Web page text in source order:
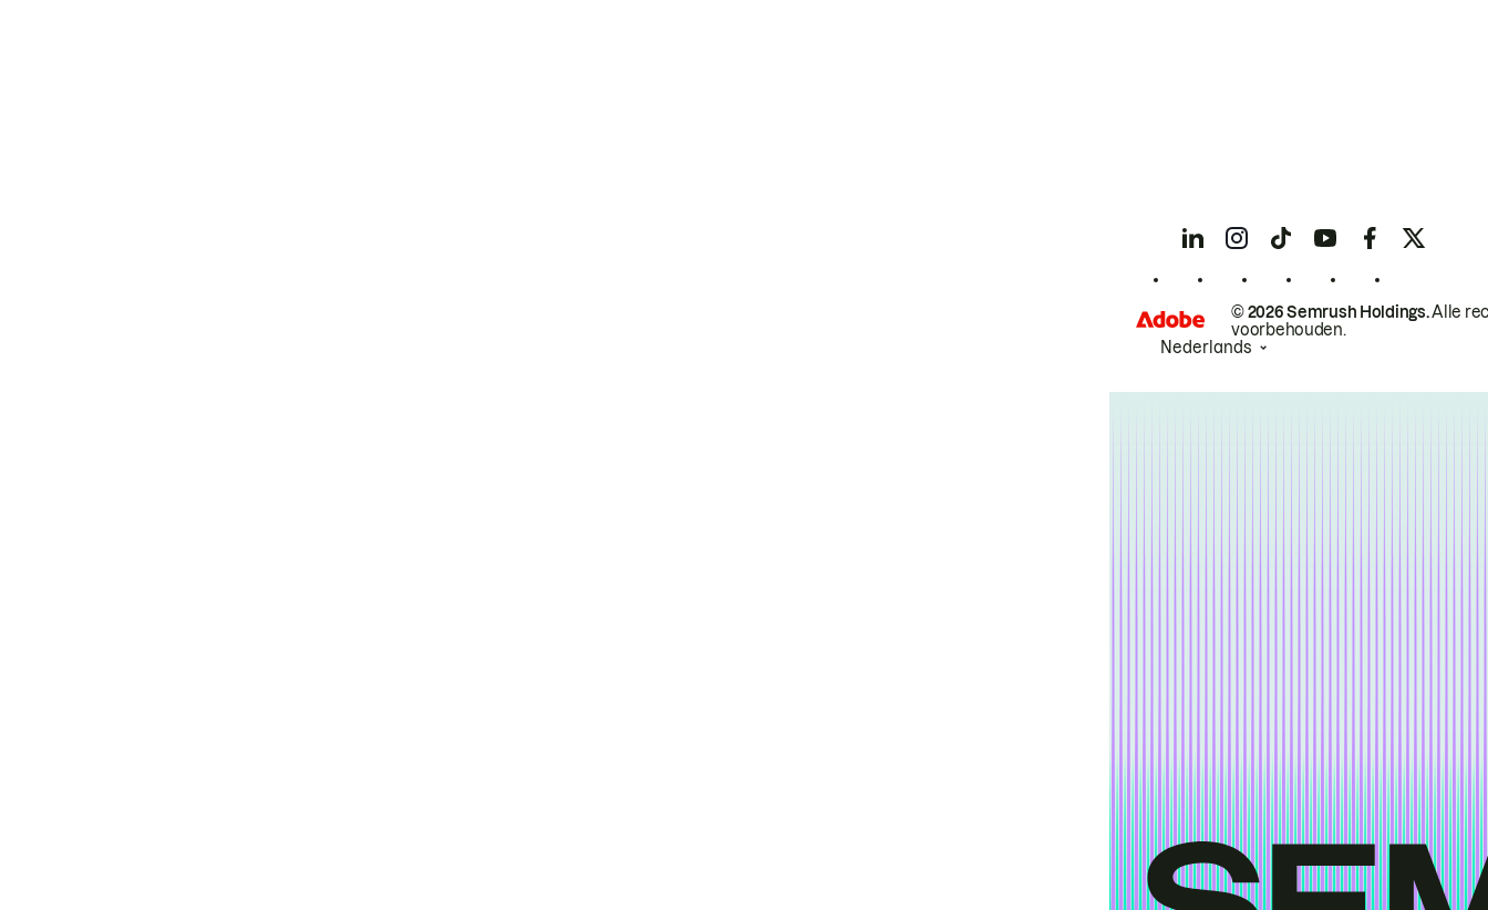
© 2026 Semrush Holdings.Alle
voorbehouden.
Nederlands